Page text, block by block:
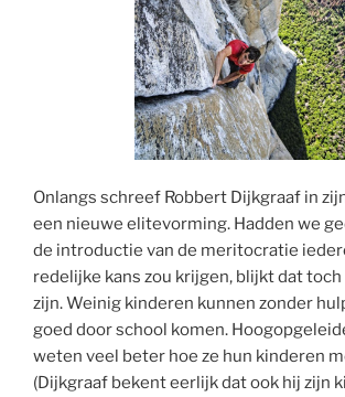
Onlangs schreef Robbert Dijkgraaf in
een nieuwe elitevorming. Hadden we
de introductie van de meritocratie
redelijke kans zou krijgen, blijkt dat
zijn. Weinig kinderen kunnen zonder
goed door school komen.
weten veel beter hoe ze hun kinderen
(Dijkgraaf bekent eerlijk dat ook hij zijn